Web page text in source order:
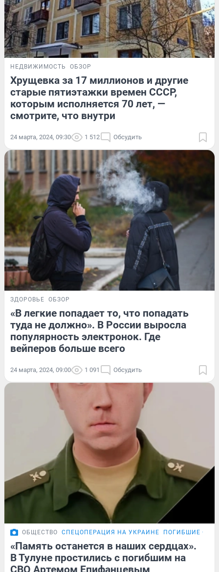
НЕДВИЖИМОСТЬ ОБЗОР
Хрущевка за 17 миллионов и другие
старые пятиэтажки времен СССР,
которым исполняется 70 лет, —
смотрите, что внутри
24 марта, 2024, 09:30 1 512 Обсудить
ЗДОРОВЬЕ ОБЗОР
«В легкие попадает то, что попадать
туда не должно». В России выросла
популярность электронок. Где
вейперов больше всего
24 марта, 2024, 09:00 1 091 Обсудить
ОБЩЕСТВО СПЕЦОПЕРАЦИЯ НА УКРАИНЕ ПОГИБШИЕ
«Память останется в наших сердцах».
В Тулуне простились с погибшим на
СВО Артемом Епифанцевым